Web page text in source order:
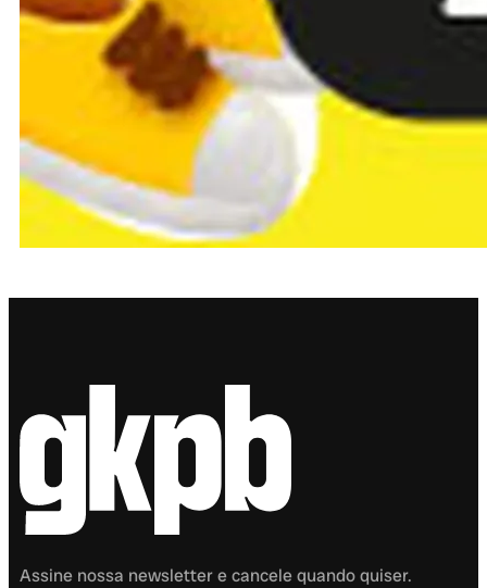
Assine nossa newsletter e cancele quando quiser.